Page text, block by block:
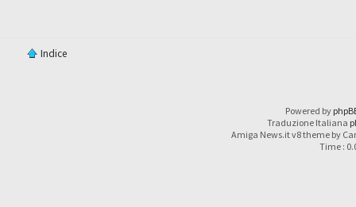
Indice
Powered by
Traduzione Italiana
Amiga News.it v8 theme by
Time :